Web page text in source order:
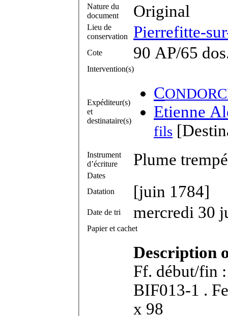
Nature du
document
Original
Lieu de
conservation
Pierrefitte-
Cote 90 AP/65
Intervention(s)
Expéditeur(s)
et
destinataire(s)
C
Etienne
fils
Instrument
d’écriture
Plume
Dates
Datation
[juin 1784]
Date de tri mercredi 30
Papier et cachet
Description
Ff. début/fin
BIF013-1 . Feuillet in-8°. Dimensions feuillet : 153
x 98